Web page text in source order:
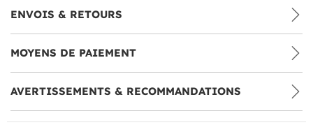
ENVOIS & RETOURS
MOYENS DE PAIEMENT
AVERTISSEMENTS & RECOMMANDATIONS